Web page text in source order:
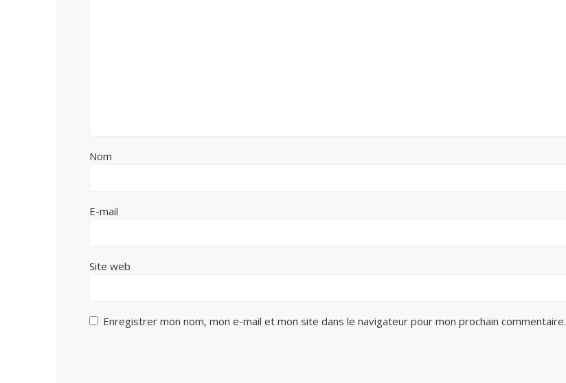
Nom
E-mail
Site web
Enregistrer mon nom, mon e-mail et mon site dans le navigateur pour mon prochain commentaire.